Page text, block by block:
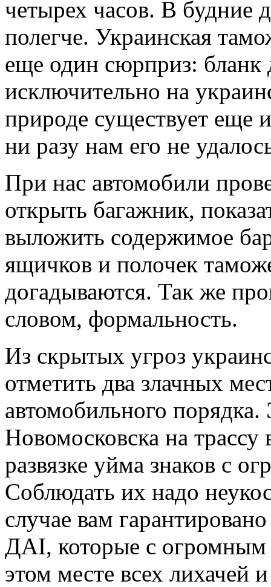
четырех часов. В будние
полегче. Украинская
еще один сюрприз: бланк
исключительно на
природе существует еще
ни разу нам его не
При нас автомобили
открыть багажник,
выложить содержимое
ящичков и полочек
догадываются. Так же
словом, формальность.
Из скрытых угроз
отметить два злачных
автомобильного
Новомосковска на
развязке уйма знаков с
Соблюдать их надо
случае вам
ДАI, которые с огромным
этом месте всех лихачей